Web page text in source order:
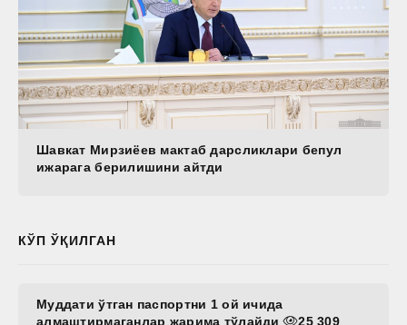
Шавкат Мирзиёев мактаб дарсликлари бепул
ижарага берилишини айтди
КЎП ЎҚИЛГАН
Муддати ўтган паспортни 1 ой ичида
алмаштирмаганлар жарима тўлайди
25 309